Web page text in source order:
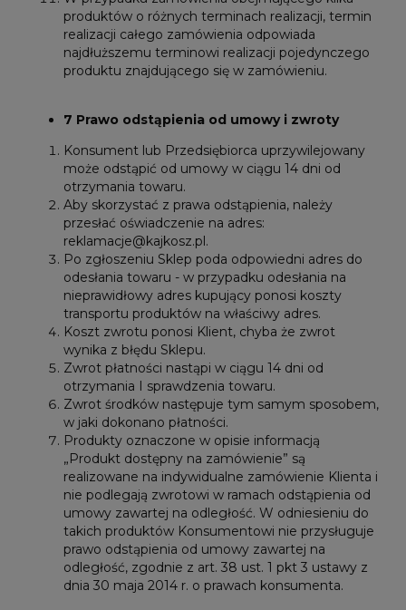
produktów o różnych terminach realizacji, termin
realizacji całego zamówienia odpowiada
najdłuższemu terminowi realizacji pojedynczego
produktu znajdującego się w zamówieniu.
7 Prawo odstąpienia od umowy i zwroty
Konsument lub Przedsiębiorca uprzywilejowany
może odstąpić od umowy w ciągu 14 dni od
otrzymania towaru.
Aby skorzystać z prawa odstąpienia, należy
przesłać oświadczenie na adres:
reklamacje@kajkosz.pl.
Po zgłoszeniu Sklep poda odpowiedni adres do
odesłania towaru - w przypadku odesłania na
nieprawidłowy adres kupujący ponosi koszty
transportu produktów na właściwy adres.
Koszt zwrotu ponosi Klient, chyba że zwrot
wynika z błędu Sklepu.
Zwrot płatności nastąpi w ciągu 14 dni od
otrzymania I sprawdzenia towaru.
Zwrot środków następuje tym samym sposobem,
w jaki dokonano płatności.
Produkty oznaczone w opisie informacją
„Produkt dostępny na zamówienie” są
realizowane na indywidualne zamówienie Klienta i
nie podlegają zwrotowi w ramach odstąpienia od
umowy zawartej na odległość. W odniesieniu do
takich produktów Konsumentowi nie przysługuje
prawo odstąpienia od umowy zawartej na
odległość, zgodnie z art. 38 ust. 1 pkt 3 ustawy z
dnia 30 maja 2014 r. o prawach konsumenta.